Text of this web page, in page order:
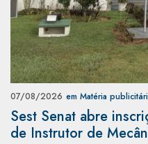
07/08/2026 em Matéria
Sest Senat abre
de Instrutor de